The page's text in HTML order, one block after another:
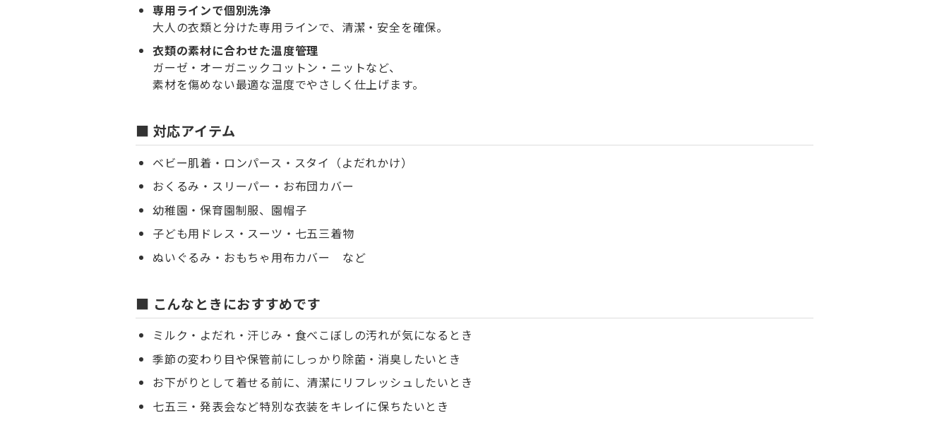
専用ラインで個別洗浄
大人の衣類と分けた専用ラインで、清潔・安全を確保。
衣類の素材に合わせた温度管理
ガーゼ・オーガニックコットン・ニットなど、
素材を傷めない最適な温度でやさしく仕上げます。
■ 対応アイテム
ベビー肌着・ロンパース・スタイ（よだれかけ）
おくるみ・スリーパー・お布団カバー
幼稚園・保育園制服、園帽子
子ども用ドレス・スーツ・七五三着物
ぬいぐるみ・おもちゃ用布カバー など
■ こんなときにおすすめです
ミルク・よだれ・汗じみ・食べこぼしの汚れが気になるとき
季節の変わり目や保管前にしっかり除菌・消臭したいとき
お下がりとして着せる前に、清潔にリフレッシュしたいとき
七五三・発表会など特別な衣装をキレイに保ちたいとき